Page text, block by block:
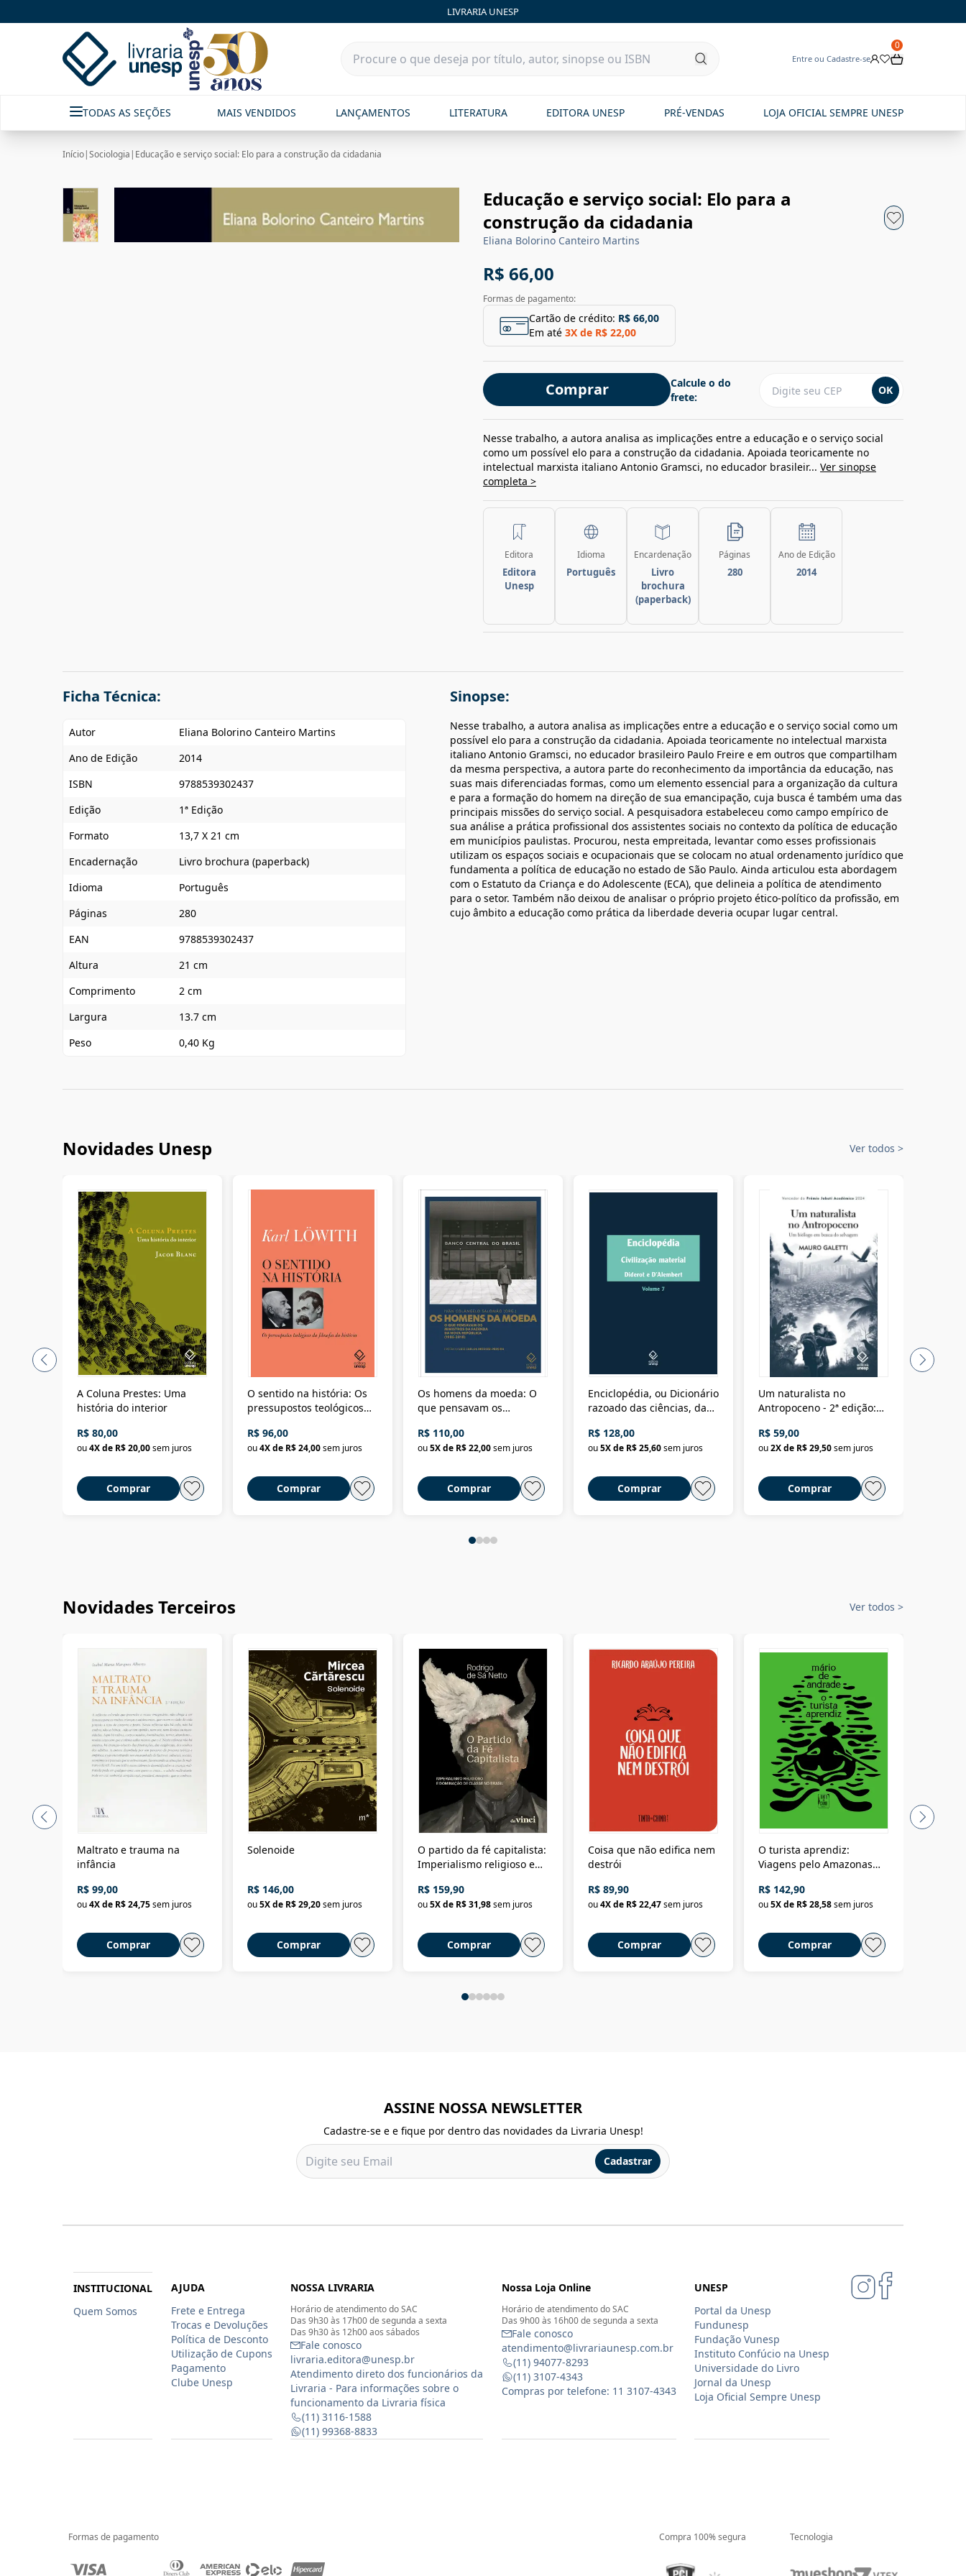
LIVRARIA UNESP
Entre ou Cadastre-se
0
TODAS AS SEÇÕES MAIS VENDIDOS LANÇAMENTOS LITERATURA EDITORA UNESP PRÉ-VENDAS LOJA OFICIAL SEMPRE UNESP
Início|Sociologia | Educação e serviço social: Elo para a construção da cidadania
Educação e serviço social: Elo para a
construção da cidadania
Eliana Bolorino Canteiro Martins
R$ 66,00
Formas de pagamento:
Cartão de crédito: R$ 66,00
Em até 3X de R$ 22,00
Comprar
Calcule o do
frete:
OK
Nesse trabalho, a autora analisa as implicações entre a educação e o serviço social
como um possível elo para a construção da cidadania. Apoiada teoricamente no
intelectual marxista italiano Antonio Gramsci, no educador brasileir... Ver sinopse
completa >
Editora
Editora
Unesp
Idioma
Português
Encardenação
Livro
brochura
(paperback)
Páginas
280
Ano de Edição
2014
Ficha Técnica:
Autor
Eliana Bolorino Canteiro Martins
Ano de Edição
2014
ISBN
9788539302437
Edição
1ª Edição
Formato
13,7 X 21 cm
Encadernação
Livro brochura (paperback)
Idioma
Português
Páginas
280
EAN
9788539302437
Altura
21 cm
Comprimento
2 cm
Largura
13.7 cm
Peso
0,40 Kg
Sinopse:
Nesse trabalho, a autora analisa as implicações entre a educação e o serviço social como um
possível elo para a construção da cidadania. Apoiada teoricamente no intelectual marxista
italiano Antonio Gramsci, no educador brasileiro Paulo Freire e em outros que compartilham
da mesma perspectiva, a autora parte do reconhecimento da importância da educação, nas
suas mais diferenciadas formas, como um elemento essencial para a organização da cultura
e para a formação do homem na direção de sua emancipação, cuja busca é também uma das
principais missões do serviço social. A pesquisadora estabeleceu como campo empírico de
sua análise a prática profissional dos assistentes sociais no contexto da política de educação
em municípios paulistas. Procurou, nesta empreitada, levantar como esses profissionais
utilizam os espaços sociais e ocupacionais que se colocam no atual ordenamento jurídico que
fundamenta a política de educação no estado de São Paulo. Ainda articulou esta abordagem
com o Estatuto da Criança e do Adolescente (ECA), que delineia a política de atendimento
para o setor. Também não deixou de analisar o próprio projeto ético-político da profissão, em
cujo âmbito a educação como prática da liberdade deveria ocupar lugar central.
Novidades Unesp Ver todos >
A Coluna Prestes: Uma
história do interior
R$ 80,00
ou4X de R$ 20,00sem juros
Comprar
O sentido na história: Os
pressupostos teológicos
R$ 96,00
ou4X de R$ 24,00sem juros
Comprar
Os homens da moeda: O
que pensavam os
Nova República (1985-
2018)
R$ 110,00
ou5X de R$ 22,00sem juros
Comprar
Enciclopédia, ou Dicionário
razoado das ciências, das
Civilização material
R$ 128,00
ou5X de R$ 25,60sem juros
Comprar
Um naturalista no
Antropoceno - 2ª edição:
selvagem
R$ 59,00
ou2X de R$ 29,50sem juros
Comprar
Novidades Terceiros Ver todos >
Maltrato e trauma na
infância
R$ 99,00
ou4X de R$ 24,75sem juros
Comprar
Solenoide
R$ 146,00
ou5X de R$ 29,20sem juros
Comprar
O partido da fé capitalista:
Imperialismo religioso e
Brasil
R$ 159,90
ou5X de R$ 31,98sem juros
Comprar
Coisa que não edifica nem
destrói
R$ 89,90
ou4X de R$ 22,47sem juros
Comprar
O turista aprendiz:
Viagens pelo Amazonas
até a Bolívia e por Marajó
até dizer chega
R$ 142,90
ou5X de R$ 28,58sem juros
Comprar
ASSINE NOSSA NEWSLETTER
Cadastre-se e e fique por dentro das novidades da Livraria Unesp!
Cadastrar
INSTITUCIONAL
Quem Somos
AJUDA
Frete e Entrega
Trocas e Devoluções
Política de Desconto
Utilização de Cupons
Pagamento
Clube Unesp
NOSSA LIVRARIA
Horário de atendimento do SAC
Das 9h30 às 17h00 de segunda a sexta
Das 9h30 às 12h00 aos sábados
Fale conosco
livraria.editora@unesp.br
Atendimento direto dos funcionários da
Livraria - Para informações sobre o
funcionamento da Livraria física
(11) 3116-1588
(11) 99368-8833
Nossa Loja Online
Horário de atendimento do SAC
Das 9h00 às 16h00 de segunda a sexta
Fale conosco
atendimento@livrariaunesp.com.br
(11) 94077-8293
(11) 3107-4343
Compras por telefone: 11 3107-4343
UNESP
Portal da Unesp
Fundunesp
Fundação Vunesp
Instituto Confúcio na Unesp
Universidade do Livro
Jornal da Unesp
Loja Oficial Sempre Unesp
Formas de pagamento Compra 100% segura Tecnologia